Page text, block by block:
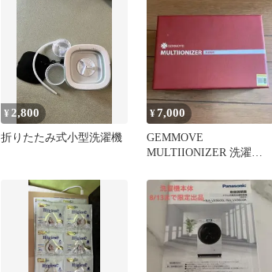
¥ 2,800
折りたたみ式小型洗濯機
¥7,000
GEMMOVE
MULTIIONIZER 洗濯機